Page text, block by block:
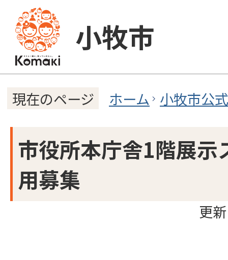
小牧市
現在のページ ホーム 小牧市公
市役所本庁舎1階展示
用募集
更